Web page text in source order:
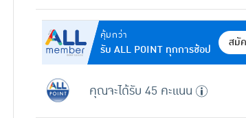
คุ้มกว่า
รับ ALL POINT ทุกการช้อป
สมั
คุณจะได้รับ 45 คะแนน